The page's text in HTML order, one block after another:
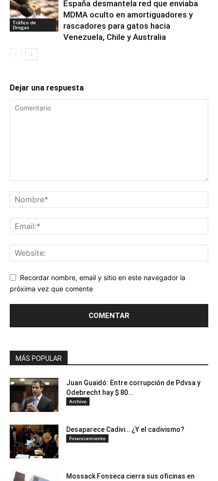
Tráfico de
Drogas
España desmantela red que enviaba
MDMA oculto en amortiguadores y
rascadores para gatos hacia
Venezuela, Chile y Australia
Dejar una respuesta
Recordar nombre, email y sitio en este navegador la
próxima vez que comente
MÁS POPULAR
Juan Guaidó: Entre corrupción de Pdvsa y
Odebrecht hay $ 80...
Archivo
Desaparece Cadivi… ¿Y el cadivismo?
Financiamiento
Mossack Fonseca cierra sus oficinas en